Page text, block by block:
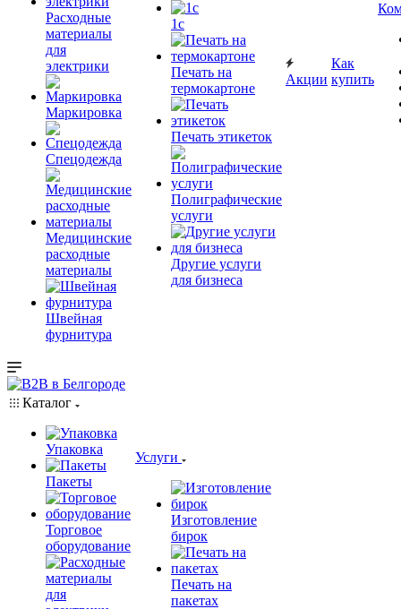
Расходные
материалы
для
электрики
Маркировка
Спецодежда
Медицинские
расходные
материалы
Швейная
фурнитура
1c
Печать на
термокартоне
Печать этикеток
Полиграфические
услуги
Другие услуги
для бизнеса
Акции
Как
купить
Каталог
Упаковка
Пакеты
Торговое
оборудование
Услуги
Изготовление
бирок
Печать на
пакетах